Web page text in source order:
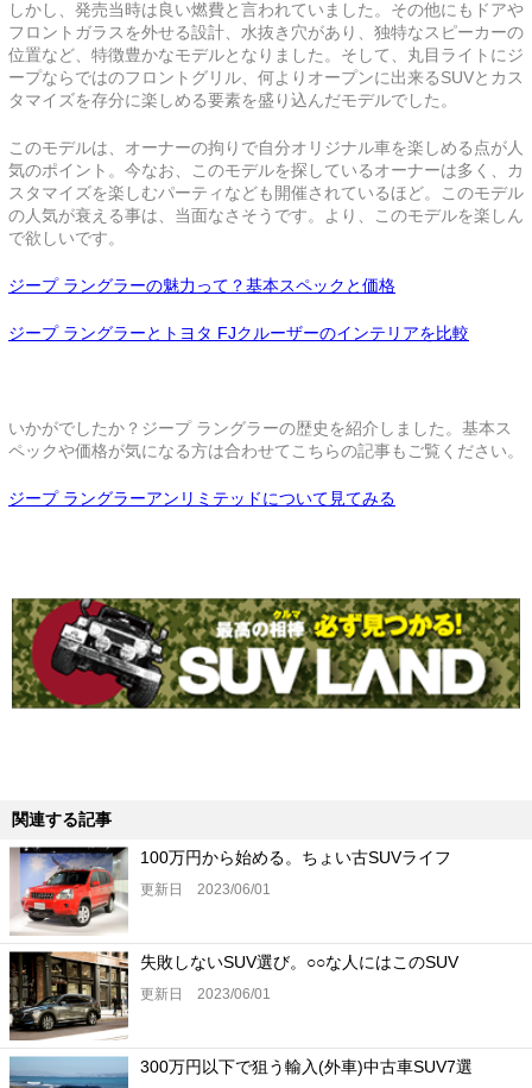
しかし、発売当時は良い燃費と言われていました。その他にもドアや
フロントガラスを外せる設計、水抜き穴があり、独特なスピーカーの
位置など、特徴豊かなモデルとなりました。そして、丸目ライトにジ
ープならではのフロントグリル、何よりオープンに出来るSUVとカス
タマイズを存分に楽しめる要素を盛り込んだモデルでした。
このモデルは、オーナーの拘りで自分オリジナル車を楽しめる点が人
気のポイント。今なお、このモデルを探しているオーナーは多く、カ
スタマイズを楽しむパーティなども開催されているほど。このモデル
の人気が衰える事は、当面なさそうです。より、このモデルを楽しん
で欲しいです。
ジープ ラングラーの魅力って？基本スペックと価格
ジープ ラングラーとトヨタ FJクルーザーのインテリアを比較
いかがでしたか？ジープ ラングラーの歴史を紹介しました。基本ス
ペックや価格が気になる方は合わせてこちらの記事もご覧ください。
ジープ ラングラーアンリミテッドについて見てみる
関連する記事
100万円から始める。ちょい古SUVライフ
更新日 2023/06/01
失敗しないSUV選び。○○な人にはこのSUV
更新日 2023/06/01
300万円以下で狙う輸入(外車)中古車SUV7選